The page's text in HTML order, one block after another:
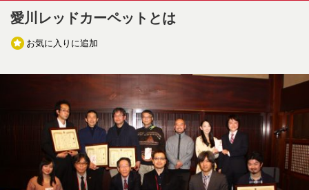
愛川レッドカーペットとは
お気に入りに追加